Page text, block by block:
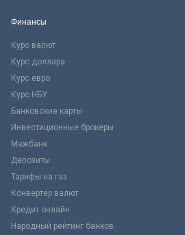
Финансы
Курс валют
Курс доллара
Курс евро
Курс НБУ
Банковские карты
Инвестиционные брокеры
Межбанк
Депозиты
Тарифы на газ
Конвертер валют
Кредит онлайн
Народный рейтинг банков